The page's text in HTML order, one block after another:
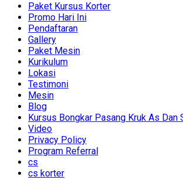
Paket Kursus Korter
Promo Hari Ini
Pendaftaran
Gallery
Paket Mesin
Kurikulum
Lokasi
Testimoni
Mesin
Blog
Kursus Bongkar Pasang Kruk As Dan
Video
Privacy Policy
Program Referral
cs
cs korter